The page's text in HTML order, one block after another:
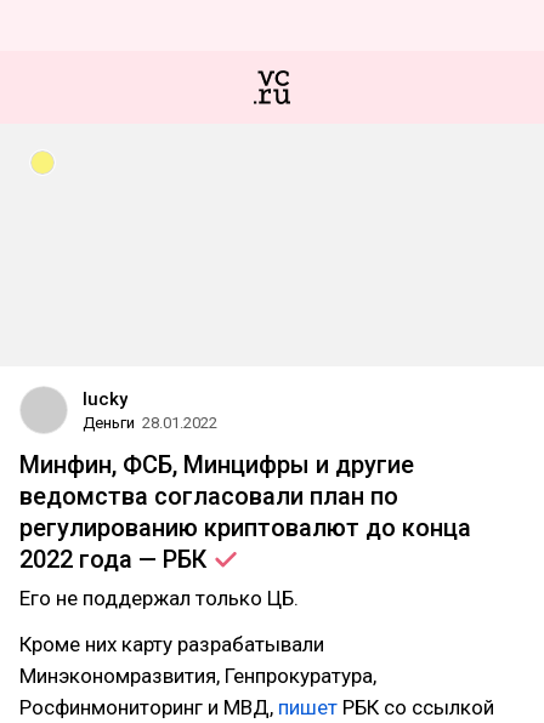
lucky
Деньги 28.01.2022
Минфин, ФСБ, Минцифры и другие
ведомства согласовали план по
регулированию криптовалют до конца
2022 года — РБК
Его не поддержал только ЦБ.
Кроме них карту разрабатывали
Минэкономразвития, Генпрокуратура,
Росфинмониторинг и МВД, пишет РБК со ссылкой